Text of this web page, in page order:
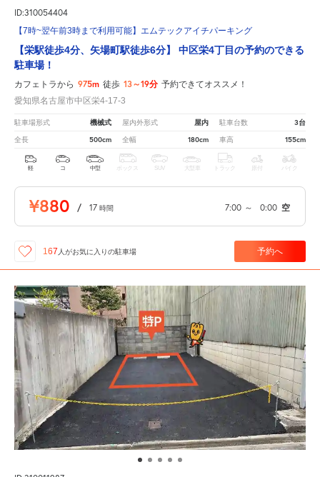
ID:310054404
【7時~翌午前3時まで利用可能】エムテックアイチパーキング
【栄駅徒歩4分、矢場町駅徒歩6分】 中区栄4丁目の予約のできる
駐車場！
カフェトラから 975m 徒歩 13～19分 予約できてオススメ！
愛知県名古屋市中区栄4-17-3
駐車場形式 機械式 屋内外形式 屋内 駐車台数 3台
全長 500cm 全幅 180cm 車高 155cm
軽 コ 中型 ボックス SUV 大型車 トラック 原付 バイク
¥880 / 17 時間 7:00 ～ 0:00 空
167 人がお気に入りの駐車場 予約へ